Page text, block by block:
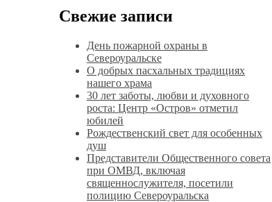
Свежие записи
День пожарной охраны в
Североуральске
О добрых пасхальных традициях
нашего храма
30 лет заботы, любви и духовного
роста: Центр «Остров» отметил
юбилей
Рождественский свет для особенных
душ
Представители Общественного совета
при ОМВД, включая
священнослужителя, посетили
полицию Североуральска